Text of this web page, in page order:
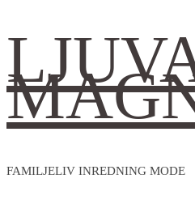
FAMILJELIV INREDNING MODE